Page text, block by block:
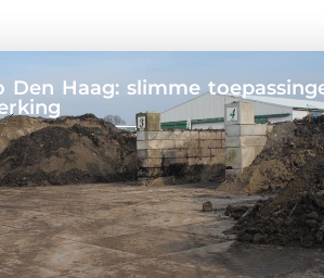
Den Haag: slimme